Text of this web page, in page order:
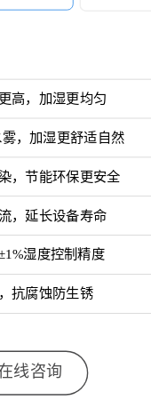
高，加湿更均匀
，加湿更舒适自然
，节能环保更安全
，延长设备寿命
湿度控制精度
抗腐蚀防生锈
线咨询